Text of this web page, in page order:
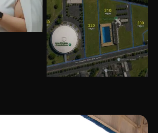
Uberlândia recebe o projeto “Experiência Rio”
no dia 17 de junho
“Vozes pela Vida” celebra 10 anos com show